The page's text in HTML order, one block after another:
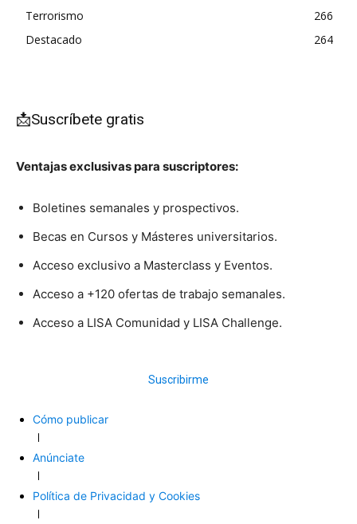
Terrorismo
266
Destacado
264
📩Suscríbete gratis
Ventajas exclusivas para suscriptores:
Boletines semanales y prospectivos.
Becas en Cursos y Másteres universitarios.
Acceso exclusivo a Masterclass y Eventos.
Acceso a +120 ofertas de trabajo semanales.
Acceso a LISA Comunidad y LISA Challenge.
Suscribirme
Cómo publicar
Anúnciate
Política de Privacidad y Cookies